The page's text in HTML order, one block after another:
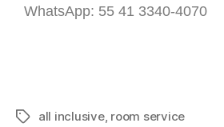
WhatsApp: 55 41 3340-4070
all inclusive, room service